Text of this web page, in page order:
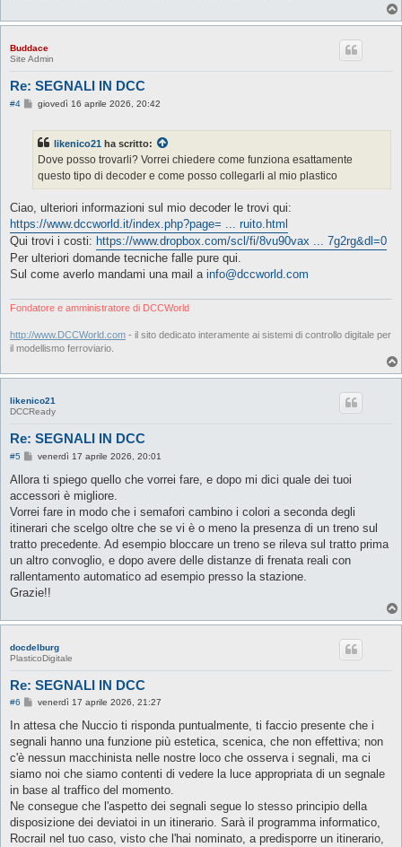
i
Buddace
Site Admin
Re: SEGNALI IN DCC
#4
M
a
g
o
giovedì 16 aprile 2026, 20:42
likenico21 ha scritto:
Dove posso trovarli? Vorrei chiedere come funziona esattamente
questo tipo di decoder e come posso collegarli al mio plastico
Ciao, ulteriori informazioni sul mio decoder le trovi qui:
https://www.dccworld.it/index.php?page= ... ruito.html
Qui trovi i costi: https://www.dropbox.com/scl/fi/8vu90vax ... 7g2rg&dl=0
Per ulteriori domande tecniche falle pure qui.
Sul come averlo mandami una mail a info@dccworld.com
Fondatore e amministratore di DCCWorld
http://www.DCCWorld.com - il sito dedicato interamente ai sistemi di controllo digitale per
il modellismo ferroviario.
likenico21
DCCReady
Re: SEGNALI IN DCC
#5
M
s
a
g
i
o
venerdì 17 aprile 2026, 20:01
Allora ti spiego quello che vorrei fare, e dopo mi dici quale dei tuoi
accessori è migliore.
Vorrei fare in modo che i semafori cambino i colori a seconda degli
itinerari che scelgo oltre che se vi è o meno la presenza di un treno sul
tratto precedente. Ad esempio bloccare un treno se rileva sul tratto prima
un altro convoglio, e dopo avere delle distanze di frenata reali con
rallentamento automatico ad esempio presso la stazione.
Grazie!!
docdelburg
PlasticoDigitale
Re: SEGNALI IN DCC
#6
M
s
a
g
i
o
venerdì 17 aprile 2026, 21:27
In attesa che Nuccio ti risponda puntualmente, ti faccio presente che i
segnali hanno una funzione più estetica, scenica, che non effettiva; non
c'è nessun macchinista nelle nostre loco che osserva i segnali, ma ci
siamo noi che siamo contenti di vedere la luce appropriata di un segnale
in base al traffico del momento.
Ne consegue che l'aspetto dei segnali segue lo stesso principio della
disposizione dei deviatoi in un itinerario. Sarà il programma informatico,
Rocrail nel tuo caso, visto che l'hai nominato, a predisporre un itinerario,